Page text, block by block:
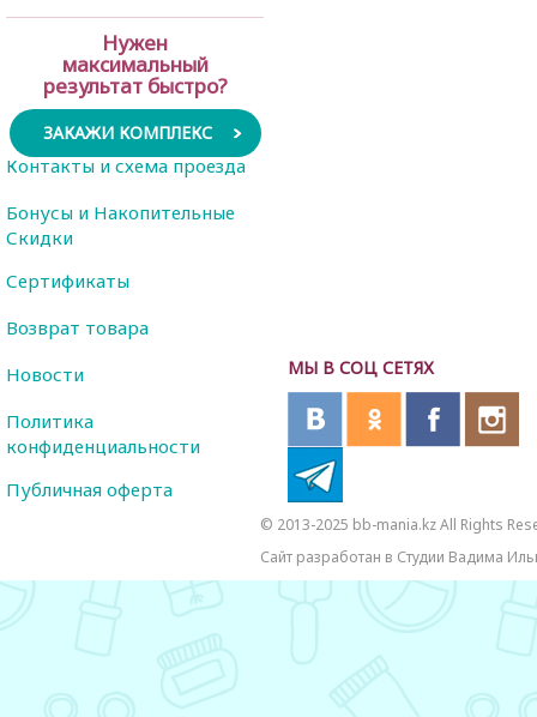
Нужен
максимальный
результат быстро?
ЗАКАЖИ КОМПЛЕКС
МЫ В СОЦ СЕТЯХ
Контакты и схема проезда
Бонусы и Накопительные
Скидки
Сертификаты
Возврат товара
Новости
Политика
конфиденциальности
Публичная оферта
© 2013-2025 bb-mania.kz All Rights
Сайт разработан в Студии Вадима